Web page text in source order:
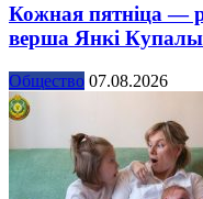
Кожная пятніца —
верша Янкі
Общество 07.08.2026